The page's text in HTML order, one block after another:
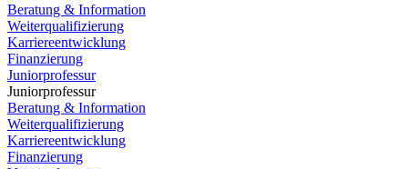
Beratung & Information
Weiterqualifizierung
Karriereentwicklung
Finanzierung
Juniorprofessur
Juniorprofessur
Beratung & Information
Weiterqualifizierung
Karriereentwicklung
Finanzierung